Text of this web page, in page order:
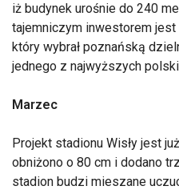
iż budynek urośnie do 240
tajemniczym inwestorem jest
który wybrał poznańską
jednego z najwyższych
Marzec
Projekt stadionu Wisły jest
obniżono o 80 cm i dodano
stadion budzi mieszane